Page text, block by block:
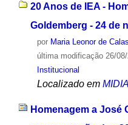
20 Anos de IEA -
Goldemberg - 24 de
por Maria Leonor de
última modificação26/08/
Institucional
Localizado em
Homenagem a José